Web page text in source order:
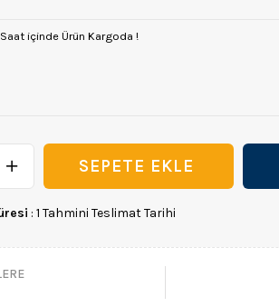
Saat içinde Ürün Kargoda !
: 1 Tahmini Teslimat Tarihi